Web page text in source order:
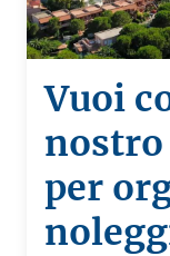
Vuoi
per